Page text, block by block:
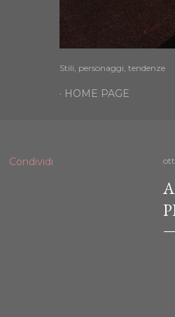
Stili, personaggi, tendenze
HOME PAGE
Condividi